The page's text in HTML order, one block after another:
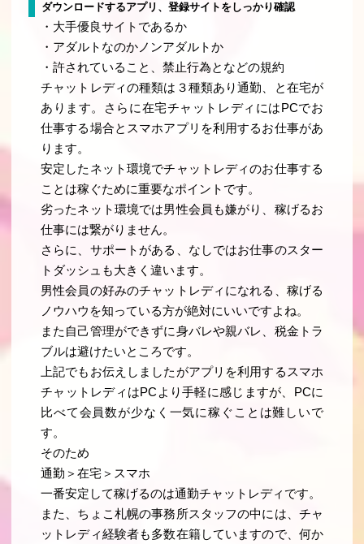
ダウンロードするアプリ、登録サイトをしっかり確認
・大手優良サイトであるか
・アダルトなのかノンアダルトか
・許されていること、禁止行為となどの規約
チャットレディの種類は３種類あり通勤、と在宅が
あります。さらに在宅チャットレディにはPCでお
仕事する場合とスマホアプリを利用するお仕事があ
ります。
安定したネット環境でチャットレディのお仕事する
ことは稼ぐために重要なポイントです。
劣ったネット環境では男性会員も嫌がり、稼げるお
仕事には繋がりません。
さらに、サポートがある、なしではお仕事のスター
トダッシュも大きく違います。
男性会員の好みのチャットレディになれる、稼げる
ノウハウを知っている方が絶対にいいですよね。
また自己管理ができずに身バレや親バレ、税金トラ
ブルは避けたいところです。
上記でもお伝えしましたがアプリを利用するスマホ
チャットレディはPCより手軽に感じますが、PCに
比べて会員数が少なく一気に稼ぐことは難しいで
す。
そのため
通勤＞在宅＞スマホ
一番安定して稼げるのは通勤チャットレディです。
また、ちょこ札幌の事務所スタッフの中には、チャ
ットレディ経験者も多数在籍していますので、何か